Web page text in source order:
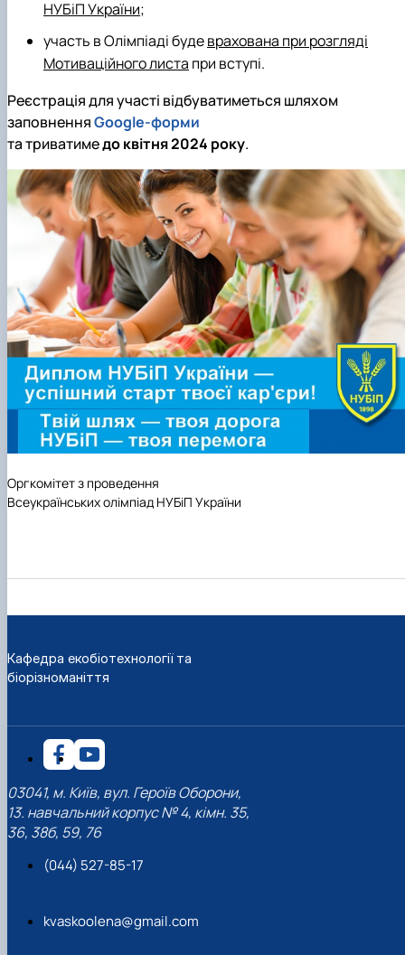
НУБіП України;
участь в Олімпіаді будеврахована при розгляді
Мотиваційного листа при вступі.
Реєстрація для участі відбуватиметься шляхом
заповненняGoogle-форми
та триватимедо квітня 2024 року.
Оргкомітет з проведення
Всеукраїнських олімпіад НУБіП України
Кафедра екобіотехнології та
біорізноманіття
03041, м. Київ, вул. Героїв Оборони,
13. навчальний корпус № 4, кімн. 35,
36, 38б, 59, 76
(044) 527-85-17
kvaskoolena@gmail.com